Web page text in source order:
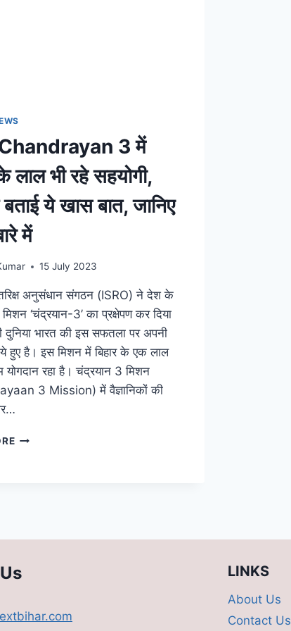
3 में
लाल भी रहे सहयोगी,
बताई ये खास बात, जानिए
में
15 July 2023
अनुसंधान संगठन (ISRO) ने देश के
‘चंद्रयान-3’ का प्रक्षेपण कर दिया
दुनिया भारत की इस सफतला पर अपनी
हुए है। इस मिशन में बिहार के एक लाल
योगदान रहा है। चंद्रयान 3 मिशन
3 Mission) में वैज्ञानिकों की
मिशन
भी
सहयोगी,
बताई
LINKS
About Us
Contact Us